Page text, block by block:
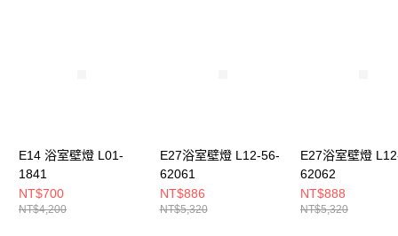
E14 浴室壁燈 L01-
1841
NT$700
NT$4,200
E27浴室壁燈 L12-56-
62061
NT$886
NT$5,320
E27浴室壁燈
62062
NT$888
NT$5,320